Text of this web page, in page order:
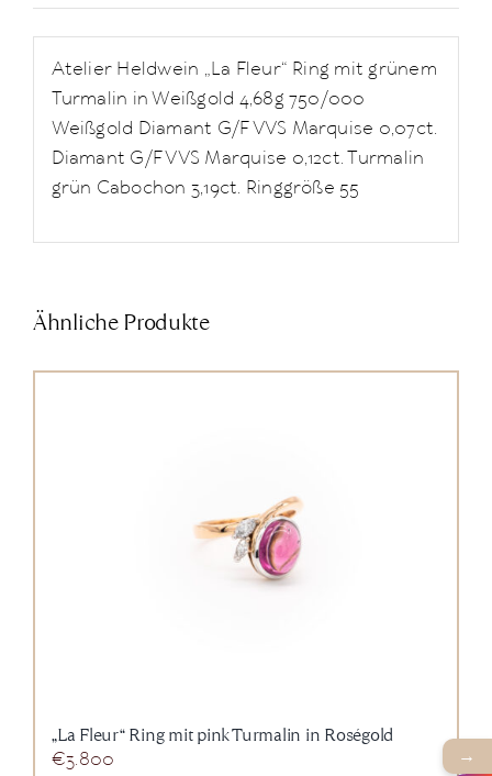
Atelier Heldwein „La Fleur“ Ring mit grünem
Turmalin in Weißgold 4,68g 750/000
Weißgold Diamant G/F VVS Marquise 0,07ct.
Diamant G/F VVS Marquise 0,12ct. Turmalin
grün Cabochon 3,19ct. Ringgröße 55
Ähnliche Produkte
„La Fleur“ Ring mit pink Turmalin in Roségold
€3.800 →